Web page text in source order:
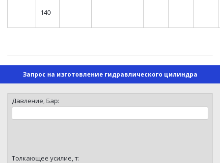
140
Запрос на изготовление гидравлического цилиндра
Давление, Бар:
Толкающее усилие, т: